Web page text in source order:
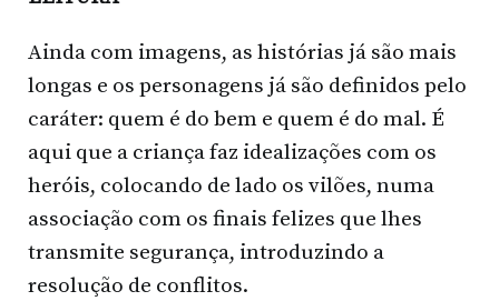
Ainda com imagens, as histórias já são mais
longas e os personagens já são definidos pelo
caráter: quem é do bem e quem é do mal. É
aqui que a criança faz idealizações com os
heróis, colocando de lado os vilões, numa
associação com os finais felizes que lhes
transmite segurança, introduzindo a
resolução de conflitos.